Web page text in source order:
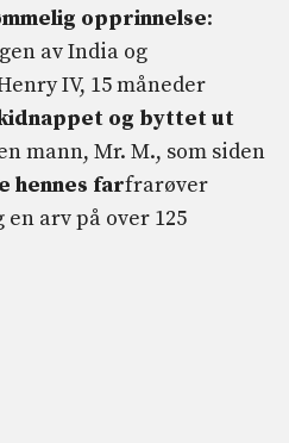
opprinnelse:
av India og
IV, 15 måneder
og byttet ut
mann, Mr. M., som siden
hennes farfrarøver
arv på over 125